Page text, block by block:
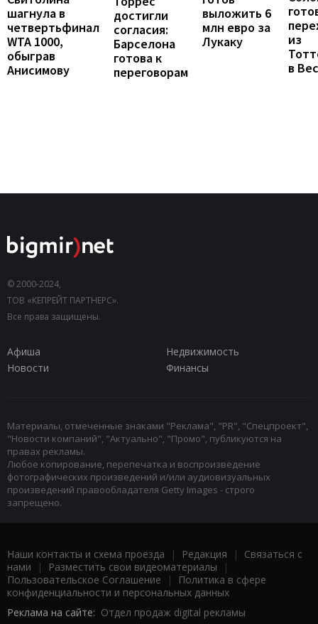
шагнула в
четвертьфинал
WTA 1000,
обыграв
Анисимову
достигли
согласия:
Барселона
готова к
переговорам
выложить 6
млн евро за
Лукаку
из
в
© 2000-2024,
ТОВ «КЕПРЕЙТ ПАРТНЕРС».
Все права защищены.
Афиша
Недвижимость
Новости
Финансы
Материалы, отмеченные знаками "Реклама", "PR", "Спецпроект",
"Новости компаний", "Актуально", "Промо", публикуются на
правах рекламы.
Любое копирование, перепечатка и воспроизведение
фотографических произведений и/или аудиовизуальных
произведений правообладателя Getty Images - строго
запрещено.
Наши контакты и схема проезда | Редакция | Связаться с
нами | Разместить свои видеоматериалы |
Пользовательское Соглашение |
Политика в сфере
конфиденциальности и персональных данных
Реклама на сайте: Отдел продаж digital рекламы